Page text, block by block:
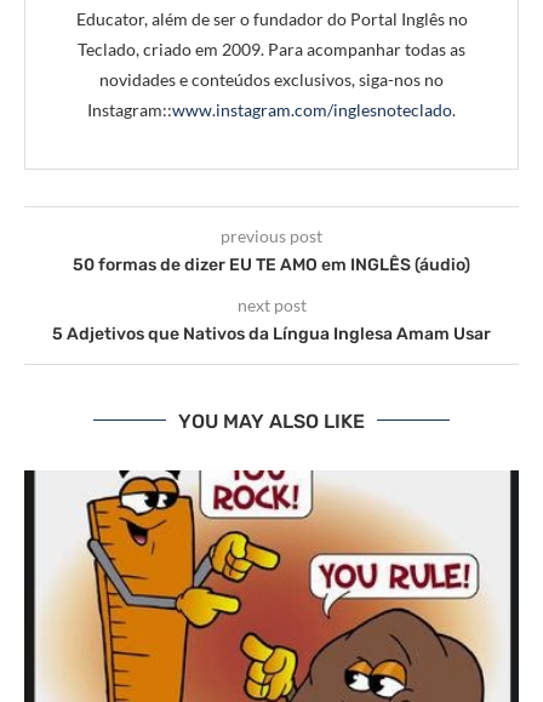
Educator, além de ser o fundador do Portal Inglês no
Teclado, criado em 2009. Para acompanhar todas as
novidades e conteúdos exclusivos, siga-nos no
Instagram::www.instagram.com/inglesnoteclado.
previous post
50 formas de dizer EU TE AMO em INGLÊS (áudio)
next post
5 Adjetivos que Nativos da Língua Inglesa Amam Usar
YOU MAY ALSO LIKE